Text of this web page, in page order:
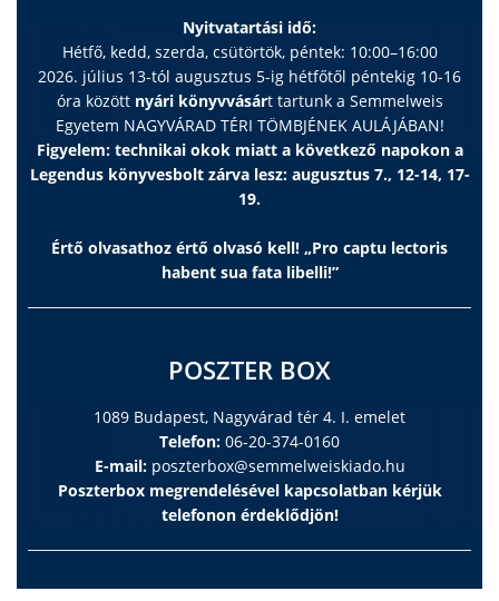
Nyitvatartási idő:
Hétfő, kedd, szerda, csütörtök, péntek: 10:00–16:00
2026. július 13-tól augusztus 5-ig hétfőtől péntekig 10-16
óra között nyári könyvvásárt tartunk a Semmelweis
Egyetem NAGYVÁRAD TÉRI TÖMBJÉNEK AULÁJÁBAN!
Figyelem: technikai okok miatt a következő napokon a
Legendus könyvesbolt zárva lesz: augusztus 7., 12-14, 17-
19.
Értő olvasathoz értő olvasó kell! „Pro captu lectoris
habent sua fata libelli!”
POSZTER BOX
1089 Budapest, Nagyvárad tér 4. I. emelet
Telefon: 06-20-374-0160
E-mail: poszterbox@semmelweiskiado.hu
Poszterbox megrendelésével kapcsolatban kérjük
telefonon érdeklődjön!